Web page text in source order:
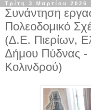
Τρίτη 3 Μαρτίου 2026
Συνάντηση
Πολεοδομικό
(Δ.Ε. Πιερίων,
Δήμου Πύδνας -
Κολινδρού)